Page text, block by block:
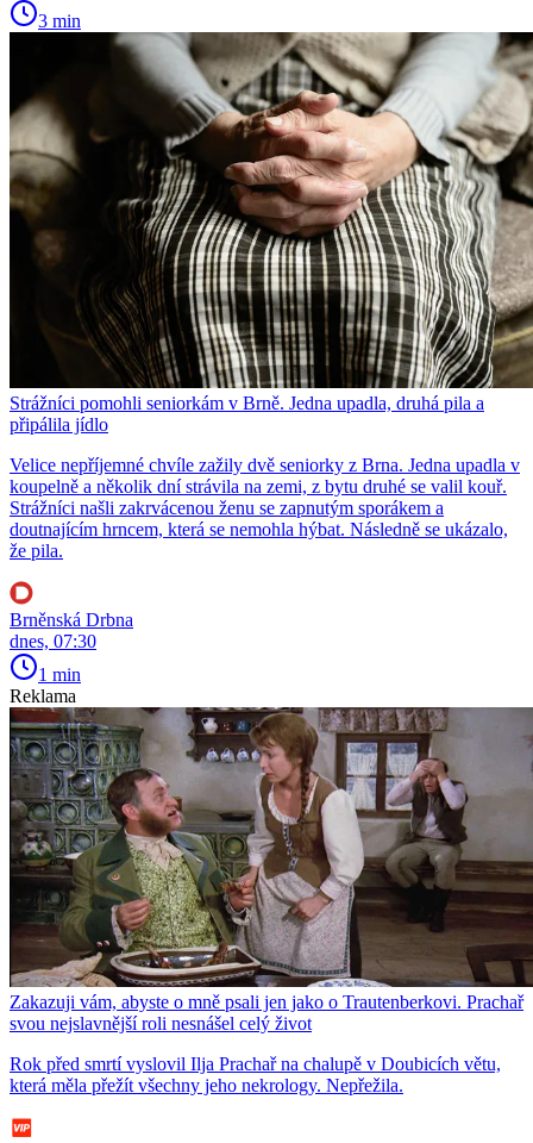
3 min
Strážníci pomohli seniorkám v Brně. Jedna upadla, druhá pila a
připálila jídlo
Velice nepříjemné chvíle zažily dvě seniorky z Brna. Jedna upadla v
koupelně a několik dní strávila na zemi, z bytu druhé se valil kouř.
Strážníci našli zakrvácenou ženu se zapnutým sporákem a
doutnajícím hrncem, která se nemohla hýbat. Následně se ukázalo,
že pila.
Brněnská Drbna
dnes, 07:30
1 min
Reklama
Zakazuji vám, abyste o mně psali jen jako o Trautenberkovi. Prachař
svou nejslavnější roli nesnášel celý život
Rok před smrtí vyslovil Ilja Prachař na chalupě v Doubicích větu,
která měla přežít všechny jeho nekrology. Nepřežila.